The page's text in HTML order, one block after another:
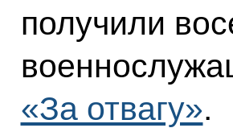
получили
«За отвагу».